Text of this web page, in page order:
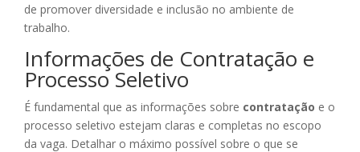
de promover diversidade e inclusão no ambiente de
trabalho.
Informações de Contratação e
Processo Seletivo
É fundamental que as informações sobre contratação e o
processo seletivo estejam claras e completas no escopo
da vaga. Detalhar o máximo possível sobre o que se